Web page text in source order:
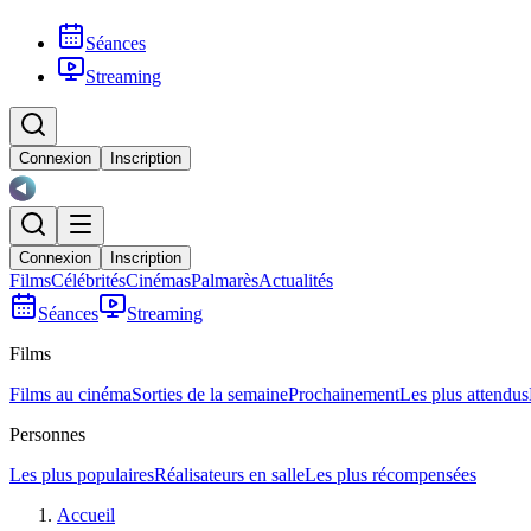
Séances
Streaming
Connexion Inscription
Connexion Inscription
FilmsCélébritésCinémasPalmarèsActualités
Séances
Streaming
Films
Films au cinémaSorties de la semaineProchainementLes plus attendus
Personnes
Les plus populairesRéalisateurs en salleLes plus récompensées
Accueil